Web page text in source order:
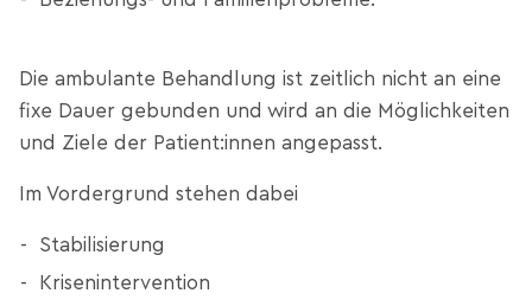
Die ambulante Behandlung ist zeitlich nicht an eine
fixe Dauer gebunden und wird an die Möglichkeiten
und Ziele der Patient:innen angepasst.
Im Vordergrund stehen dabei
Stabilisierung
Krisenintervention